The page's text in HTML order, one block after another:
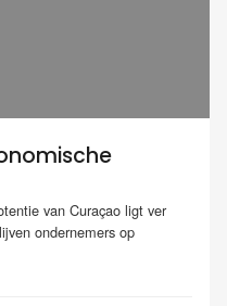
van Curaçao ligt ver
ondernemers op